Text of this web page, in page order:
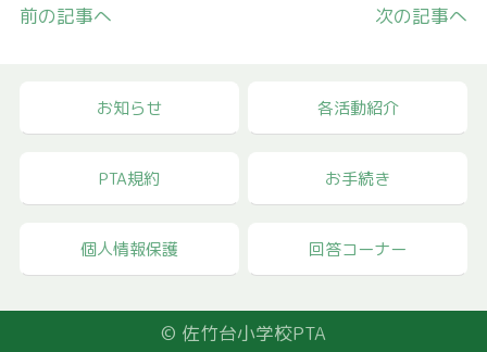
前の記事へ 次の記事へ
お知らせ 各活動紹介
PTA規約 お手続き
個人情報保護 回答コーナー
© 佐竹台小学校PTA